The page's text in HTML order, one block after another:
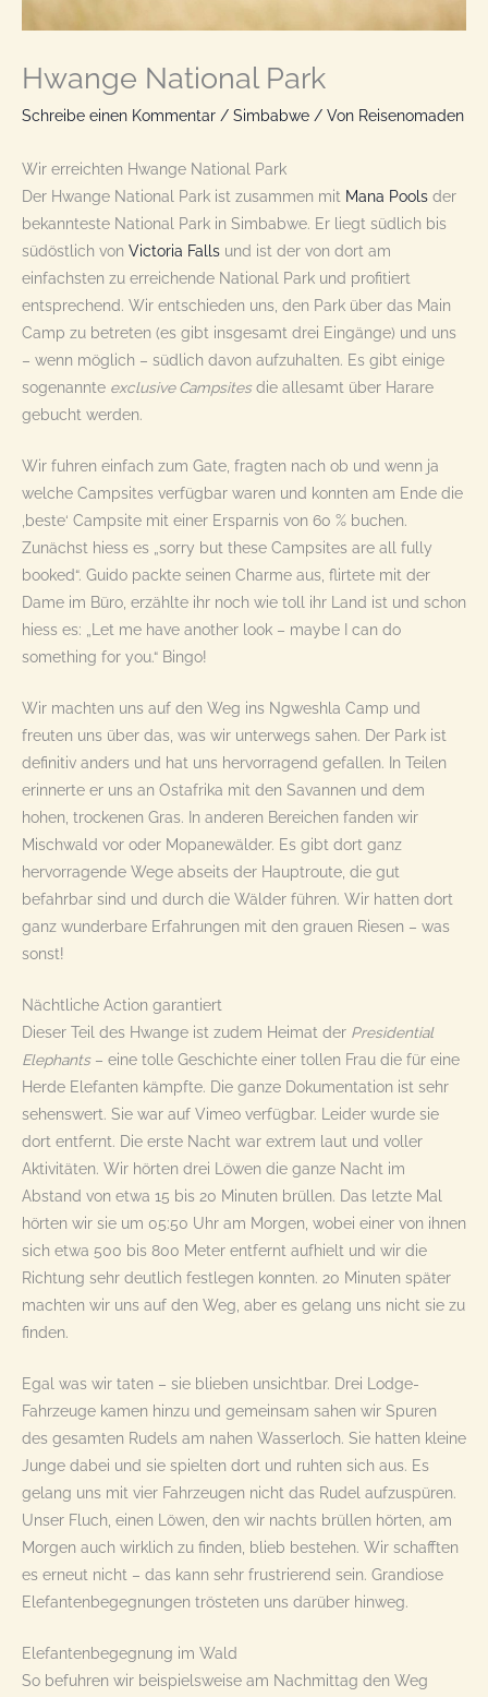
Hwange National Park
Schreibe einen Kommentar / Simbabwe / Von Reisenomaden
Wir erreichten Hwange National Park
Der Hwange National Park ist zusammen mit Mana Pools der
bekannteste National Park in Simbabwe. Er liegt südlich bis
südöstlich von Victoria Falls und ist der von dort am
einfachsten zu erreichende National Park und profitiert
entsprechend. Wir entschieden uns, den Park über das Main
Camp zu betreten (es gibt insgesamt drei Eingänge) und uns
– wenn möglich – südlich davon aufzuhalten. Es gibt einige
sogenannte exclusive Campsitesdie allesamt über Harare
gebucht werden.
Wir fuhren einfach zum Gate, fragten nach ob und wenn ja
welche Campsites verfügbar waren und konnten am Ende die
‚beste‘ Campsite mit einer Ersparnis von 60 % buchen.
Zunächst hiess es „sorry but these Campsites are all fully
booked“. Guido packte seinen Charme aus, flirtete mit der
Dame im Büro, erzählte ihr noch wie toll ihr Land ist und schon
hiess es: „Let me have another look – maybe I can do
something for you.“ Bingo!
Wir machten uns auf den Weg ins Ngweshla Camp und
freuten uns über das, was wir unterwegs sahen. Der Park ist
definitiv anders und hat uns hervorragend gefallen. In Teilen
erinnerte er uns an Ostafrika mit den Savannen und dem
hohen, trockenen Gras. In anderen Bereichen fanden wir
Mischwald vor oder Mopanewälder. Es gibt dort ganz
hervorragende Wege abseits der Hauptroute, die gut
befahrbar sind und durch die Wälder führen. Wir hatten dort
ganz wunderbare Erfahrungen mit den grauen Riesen – was
sonst!
Nächtliche Action garantiert
Dieser Teil des Hwange ist zudem Heimat der Presidential
Elephants– eine tolle Geschichte einer tollen Frau die für eine
Herde Elefanten kämpfte. Die ganze Dokumentation ist sehr
sehenswert. Sie war auf Vimeo verfügbar. Leider wurde sie
dort entfernt. Die erste Nacht war extrem laut und voller
Aktivitäten. Wir hörten drei Löwen die ganze Nacht im
Abstand von etwa 15 bis 20 Minuten brüllen. Das letzte Mal
hörten wir sie um 05:50 Uhr am Morgen, wobei einer von ihnen
sich etwa 500 bis 800 Meter entfernt aufhielt und wir die
Richtung sehr deutlich festlegen konnten. 20 Minuten später
machten wir uns auf den Weg, aber es gelang uns nicht sie zu
finden.
Egal was wir taten – sie blieben unsichtbar. Drei Lodge-
Fahrzeuge kamen hinzu und gemeinsam sahen wir Spuren
des gesamten Rudels am nahen Wasserloch. Sie hatten kleine
Junge dabei und sie spielten dort und ruhten sich aus. Es
gelang uns mit vier Fahrzeugen nicht das Rudel aufzuspüren.
Unser Fluch, einen Löwen, den wir nachts brüllen hörten, am
Morgen auch wirklich zu finden, blieb bestehen. Wir schafften
es erneut nicht – das kann sehr frustrierend sein. Grandiose
Elefantenbegegnungen trösteten uns darüber hinweg.
Elefantenbegegnung im Wald
So befuhren wir beispielsweise am Nachmittag den Weg